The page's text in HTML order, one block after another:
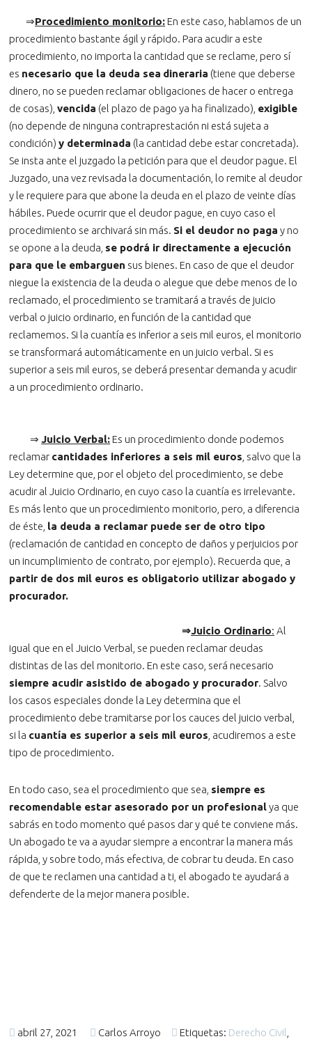
⇒Procedimiento monitorio:En este caso, hablamos de un
procedimiento bastante ágil y rápido. Para acudir a este
procedimiento, no importa la cantidad que se reclame, pero sí
es necesario que la deuda sea dineraria (tiene que deberse
dinero, no se pueden reclamar obligaciones de hacer o entrega
de cosas),vencida (el plazo de pago ya ha finalizado), exigible
(no depende de ninguna contraprestación ni está sujeta a
condición)y determinada (la cantidad debe estar concretada).
Se insta ante el juzgado la petición para que el deudor pague. El
Juzgado, una vez revisada la documentación, lo remite al deudor
y le requiere para que abone la deuda en el plazo de veinte días
hábiles. Puede ocurrir que el deudor pague, en cuyo caso el
procedimiento se archivará sin más. Si el deudor no paga y no
se opone a la deuda, se podrá ir directamente a ejecución
para que le embarguen sus bienes. En caso de que el deudor
niegue la existencia de la deuda o alegue que debe menos de lo
reclamado, el procedimiento se tramitará a través de juicio
verbal o juicio ordinario, en función de la cantidad que
reclamemos. Si la cuantía es inferior a seis mil euros, el monitorio
se transformará automáticamente en un juicio verbal. Si es
superior a seis mil euros, se deberá presentar demanda y acudir
a un procedimiento ordinario.
⇒ Juicio Verbal:Es un procedimiento donde podemos
reclamar cantidades inferiores a seis mil euros , salvo que la
Ley determine que, por el objeto del procedimiento, se debe
acudir al Juicio Ordinario, en cuyo caso la cuantía es irrelevante.
Es más lento que un procedimiento monitorio, pero, a diferencia
de éste, la deuda a reclamar puede ser de otro tipo
(reclamación de cantidad en concepto de daños y perjuicios por
un incumplimiento de contrato, por ejemplo). Recuerda que, a
partir de dos mil euros es obligatorio utilizar abogado y
procurador.
⇒Juicio Ordinario: Al
igual que en el Juicio Verbal, se pueden reclamar deudas
distintas de las del monitorio. En este caso, será necesario
siempre acudir asistido de abogado y procurador. Salvo
los casos especiales donde la Ley determina que el
procedimiento debe tramitarse por los cauces del juicio verbal,
si la cuantía es superior a seis mil euros , acudiremos a este
tipo de procedimiento.
En todo caso, sea el procedimiento que sea, siempre es
recomendable estar asesorado por un profesionalya que
sabrás en todo momento qué pasos dar y qué te conviene más.
Un abogado te va a ayudar siempre a encontrar la manera más
rápida, y sobre todo, más efectiva, de cobrar tu deuda. En caso
de que te reclamen una cantidad a ti, el abogado te ayudará a
defenderte de la mejor manera posible.
abril 27, 2021 Carlos Arroyo Etiquetas: Derecho Civil